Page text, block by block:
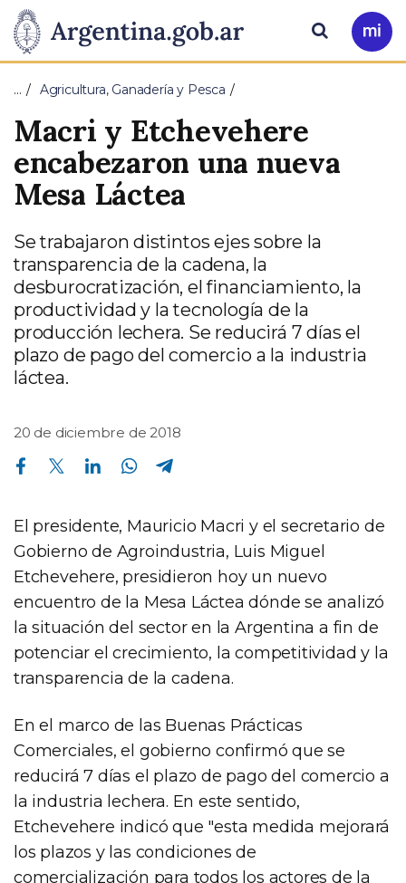
Presidencia
de
la
Nación
Pasar al contenido principal
Ir
a
Buscar
… Agricultura, Ganadería y Pesca
Macri y Etchevehere
encabezaron una nueva
Mesa Láctea
Se trabajaron distintos ejes sobre la
transparencia de la cadena, la
desburocratización, el financiamiento, la
productividad y la tecnología de la
producción lechera. Se reducirá 7 días el
plazo de pago del comercio a la industria
láctea.
20 de diciembre de 2018
Compartir en Facebook Compartir en Twitter Compartir en Linkedin Compartir en Whatsapp
El presidente, Mauricio Macri y el secretario de
Gobierno de Agroindustria, Luis Miguel
Etchevehere, presidieron hoy un nuevo
encuentro de la Mesa Láctea dónde se analizó
la situación del sector en la Argentina a fin de
potenciar el crecimiento, la competitividad y la
transparencia de la cadena.
En el marco de las Buenas Prácticas
Comerciales, el gobierno confirmó que se
reducirá 7 días el plazo de pago del comercio a
la industria lechera. En este sentido,
Etchevehere indicó que "esta medida mejorará
los plazos y las condiciones de
comercialización para todos los actores de la